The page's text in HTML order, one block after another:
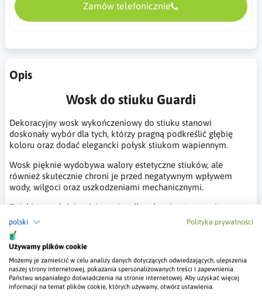
polski Polityka prywatności
Używamy plików cookie
Możemy je zamieścić w celu analizy danych dotyczących odwiedzających, ulepszenia
naszej strony internetowej, pokazania spersonalizowanych treści i zapewnienia
Państwu wspaniałego doświadczenia na stronie internetowej. Aby uzyskać więcej
informacji na temat plików cookie, których używamy, otwórz ustawienia.
Zamów telefonicznie
Opis
Wosk do stiuku Guardi
Dekoracyjny wosk wykończeniowy do stiuku stanowi
doskonały wybór dla tych, którzy pragną podkreślić głębię
koloru oraz dodać elegancki połysk stiukom wapiennym.
Wosk pięknie wydobywa walory estetyczne stiuków, ale
również skutecznie chroni je przed negatywnym wpływem
wody, wilgoci oraz uszkodzeniami mechanicznymi.
Dzięki tym właściwościom nie tylko ułatwia utrzymanie
stiuków wapiennych w doskonałym stanie, ale także znacznie
upraszcza ich pielęgnację.
Ponadto, ten wosk doskonale sprawdzi się w pielęgnacji
powierzchni wykonanych z marmuru, granitu, kamienia czy
terakoty, oferując im nie tylko ochronę, ale i nadając im
niepowtarzalny połysk.